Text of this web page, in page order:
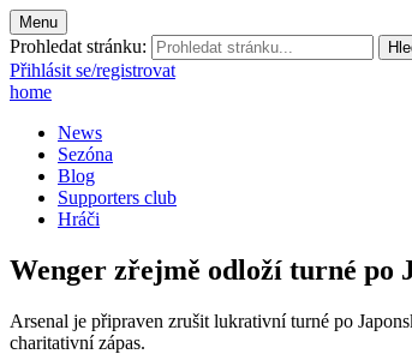
Menu
Prohledat stránku:
Přihlásit se/registrovat
home
News
Sezóna
Blog
Supporters club
Hráči
Wenger zřejmě odloží turné po
Arsenal je připraven zrušit lukrativní turné po
charitativní zápas.